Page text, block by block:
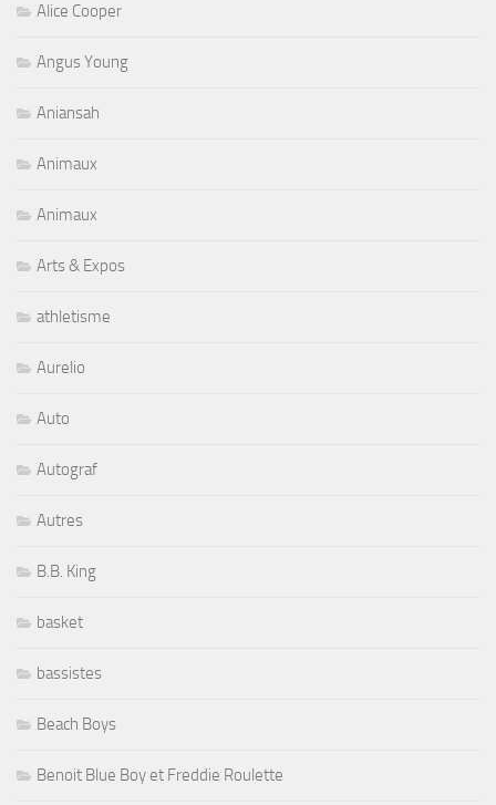
Alice Cooper
Angus Young
Aniansah
Animaux
Animaux
Arts & Expos
athletisme
Aurelio
Auto
Autograf
Autres
B.B. King
basket
bassistes
Beach Boys
Benoit Blue Boy et Freddie Roulette